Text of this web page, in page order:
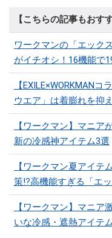
【こちらの記事もおす
ワークマンの「エック
がイチオシ！16機能で
【EXILE×WORKMAN
ウエア」は着膨れを抑
【ワークマン】マニア
新の冷感神アイテム3選
【ワークマン夏アイテ
策!?高機能すぎる「エ
【ワークマン】マニア
いな冷感・遮熱アイテ